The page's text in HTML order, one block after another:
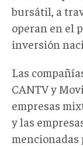
bursátil, a
operan en el
inversión
Las
CANTV y
empresas
y las
mencionadas